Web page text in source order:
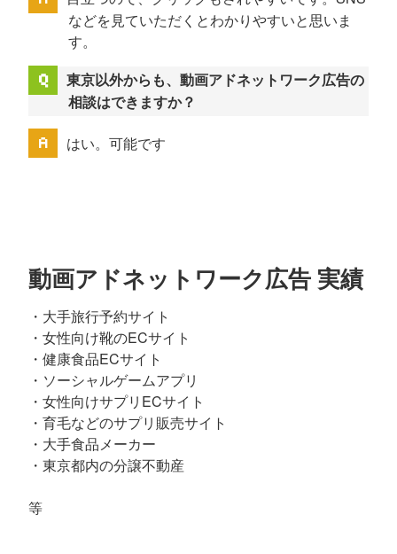
などを見ていただくとわかりやすいと思いま
す。
東京以外からも、動画アドネットワーク広告の
相談はできますか？
はい。可能です
動画アドネットワーク広告 実績
・大手旅行予約サイト
・女性向け靴のECサイト
・健康食品ECサイト
・ソーシャルゲームアプリ
・女性向けサプリECサイト
・育毛などのサプリ販売サイト
・大手食品メーカー
・東京都内の分譲不動産
等